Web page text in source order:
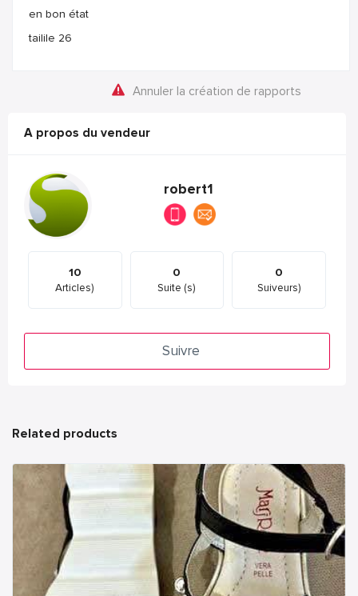
en bon état
tailile 26
Annuler la création de rapports
A propos du vendeur
robert1
10
Articles)
0
Suite (s)
0
Suiveurs)
Suivre
Related products